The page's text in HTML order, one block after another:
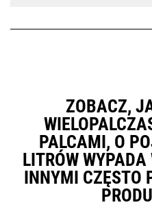
ZOBACZ,
PALCAMI, O
LITRÓW
INNYMI CZĘSTO